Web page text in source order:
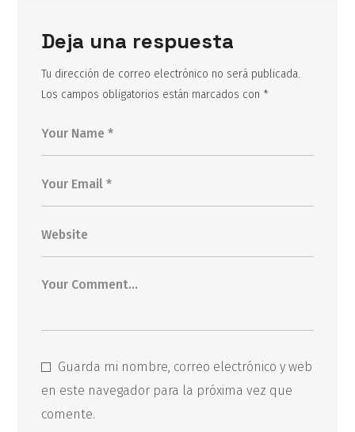
Deja una respuesta
Tu dirección de correo electrónico no será publicada.
Los campos obligatorios están marcados con *
Guarda mi nombre, correo electrónico y web
en este navegador para la próxima vez que
comente.